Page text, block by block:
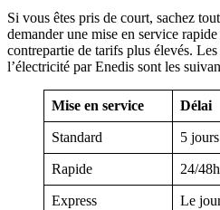
Si vous êtes pris de court, sachez
demander une mise en service
contrepartie de tarifs plus élevés.
l’électricité par Enedis sont les
Mise en service Délai
Standard 5
Rapide 24/48h
Express Le